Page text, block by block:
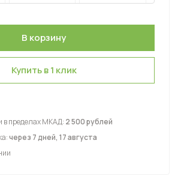
Купить в 1 клик
в пределах МКАД: 2 500 рублей
через 7 дней, 17 августа